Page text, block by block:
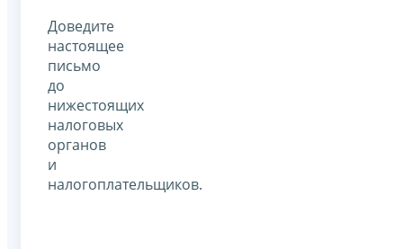
Доведите
настоящее
письмо
до
нижестоящих
налоговых
органов
и
налогоплательщиков.